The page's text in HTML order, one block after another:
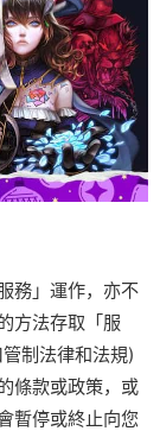
務」運作，亦不
方法存取「服
制法律和法規)
條款或政策，或
暫停或終止向您